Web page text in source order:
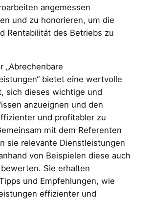
angemessen
und zu honorieren, um die
Rentabilität des Betriebs zu
„Abrechenbare
bietet eine wertvolle
sich dieses wichtige und
anzueignen und den
und profitabler zu
mit dem Referenten
sie relevante Dienstleistungen
von Beispielen diese auch
Sie erhalten
und Empfehlungen, wie
effizienter und